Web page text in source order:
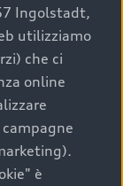
coniuga
Ingolstadt,
utilizziamo
che ci
online
è